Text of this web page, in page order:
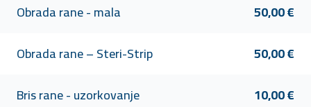
Obrada rane - mala
50,00 €
Obrada rane – Steri-Strip
50,00 €
Bris rane - uzorkovanje
10,00 €